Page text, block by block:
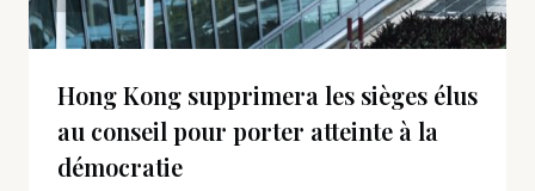
Hong Kong supprimera les sièges élus
au conseil pour porter atteinte à la
démocratie